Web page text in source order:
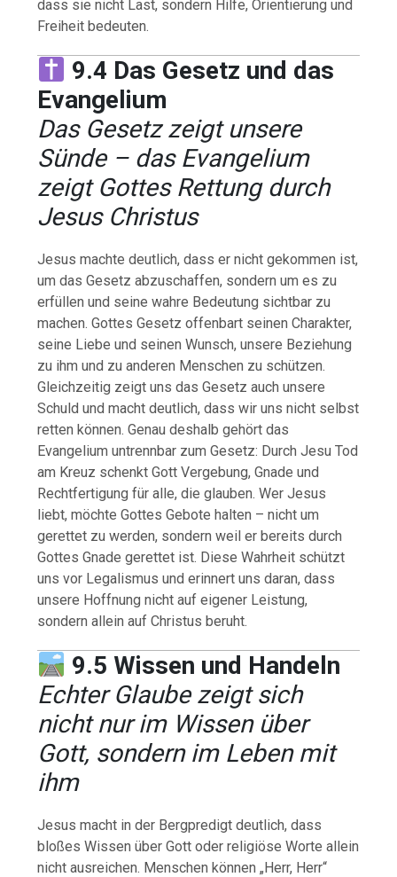
dass sie nicht Last, sondern Hilfe, Orientierung und
Freiheit bedeuten.
9.4 Das Gesetz und das
Evangelium
Das Gesetz zeigt unsere
Sünde – das Evangelium
zeigt Gottes Rettung durch
Jesus Christus
Jesus machte deutlich, dass er nicht gekommen ist,
um das Gesetz abzuschaffen, sondern um es zu
erfüllen und seine wahre Bedeutung sichtbar zu
machen. Gottes Gesetz offenbart seinen Charakter,
seine Liebe und seinen Wunsch, unsere Beziehung
zu ihm und zu anderen Menschen zu schützen.
Gleichzeitig zeigt uns das Gesetz auch unsere
Schuld und macht deutlich, dass wir uns nicht selbst
retten können. Genau deshalb gehört das
Evangelium untrennbar zum Gesetz: Durch Jesu Tod
am Kreuz schenkt Gott Vergebung, Gnade und
Rechtfertigung für alle, die glauben. Wer Jesus
liebt, möchte Gottes Gebote halten – nicht um
gerettet zu werden, sondern weil er bereits durch
Gottes Gnade gerettet ist. Diese Wahrheit schützt
uns vor Legalismus und erinnert uns daran, dass
unsere Hoffnung nicht auf eigener Leistung,
sondern allein auf Christus beruht.
9.5 Wissen und Handeln
Echter Glaube zeigt sich
nicht nur im Wissen über
Gott, sondern im Leben mit
ihm
Jesus macht in der Bergpredigt deutlich, dass
bloßes Wissen über Gott oder religiöse Worte allein
nicht ausreichen. Menschen können „Herr, Herr“